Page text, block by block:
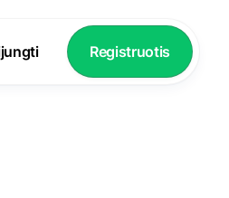
Registruotis